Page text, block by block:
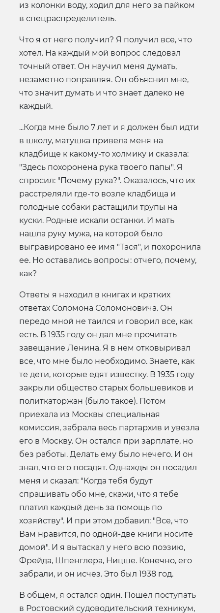
из колонки воду, ходил для него за пайком
в спецраспределитель.
Что я от него получил? Я получил все, что
хотел. На каждый мой вопрос следовал
точный ответ. Он научил меня думать,
незаметно поправляя. Он объяснил мне,
что значит думать и что знает далеко не
каждый.
...Когда мне было 7 лет и я должен был идти
в школу, матушка привела меня на
кладбище к какому-то холмику и сказала:
"Здесь похоронена рука твоего папы". Я
спросил: "Почему рука?". Оказалось, что их
расстреляли где-то возле кладбища и
голодные собаки растащили трупы на
куски. Родные искали останки. И мать
нашла руку мужа, на которой было
выгравировано ее имя "Тася", и похоронила
ее. Но оставались вопросы: отчего, почему,
как?
Ответы я находил в книгах и кратких
ответах Соломона Соломоновича. Он
передо мной не таился и говорил все, как
есть. В 1935 году он дал мне прочитать
завещание Ленина. Я в нем отковыривал
все, что мне было необходимо. Знаете, как
те дети, которые едят известку. В 1935 году
закрыли общество старых большевиков и
политкаторжан (было такое). Потом
приехала из Москвы специальная
комиссия, забрала весь партархив и увезла
его в Москву. Он остался при зарплате, но
без работы. Делать ему было нечего. И он
знал, что его посадят. Однажды он посадил
меня и сказал: "Когда тебя будут
спрашивать обо мне, скажи, что я тебе
платил каждый день за помощь по
хозяйству". И при этом добавил: "Все, что
Вам нравится, по одной-две книги носите
домой". И я вытаскал у него всю поэзию,
Фрейда, Шпенглера, Ницше. Конечно, его
забрали, и он исчез. Это был 1938 год.
В общем, я остался один. Пошел поступать
в Ростовский судоводительский техникум,